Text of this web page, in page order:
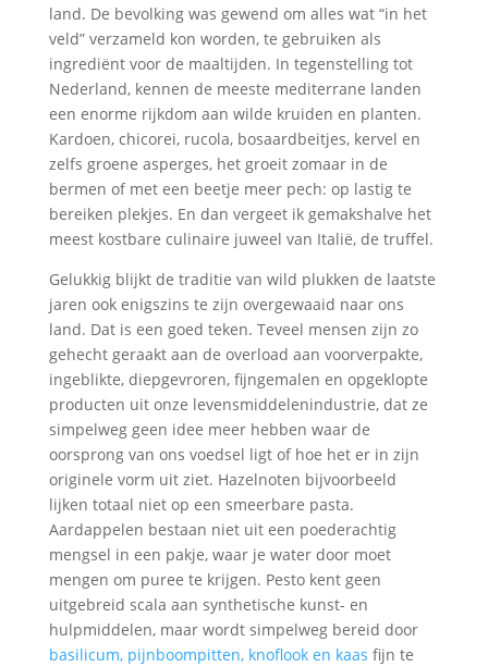
land. De bevolking was gewend om alles wat “in het
veld” verzameld kon worden, te gebruiken als
ingrediënt voor de maaltijden. In tegenstelling tot
Nederland, kennen de meeste mediterrane landen
een enorme rijkdom aan wilde kruiden en planten.
Kardoen, chicorei, rucola, bosaardbeitjes, kervel en
zelfs groene asperges, het groeit zomaar in de
bermen of met een beetje meer pech: op lastig te
bereiken plekjes. En dan vergeet ik gemakshalve het
meest kostbare culinaire juweel van Italië, de truffel.
Gelukkig blijkt de traditie van wild plukken de laatste
jaren ook enigszins te zijn overgewaaid naar ons
land. Dat is een goed teken. Teveel mensen zijn zo
gehecht geraakt aan de overload aan voorverpakte,
ingeblikte, diepgevroren, fijngemalen en opgeklopte
producten uit onze levensmiddelenindustrie, dat ze
simpelweg geen idee meer hebben waar de
oorsprong van ons voedsel ligt of hoe het er in zijn
originele vorm uit ziet. Hazelnoten bijvoorbeeld
lijken totaal niet op een smeerbare pasta.
Aardappelen bestaan niet uit een poederachtig
mengsel in een pakje, waar je water door moet
mengen om puree te krijgen. Pesto kent geen
uitgebreid scala aan synthetische kunst- en
hulpmiddelen, maar wordt simpelweg bereid door
basilicum, pijnboompitten, knoflook en kaas fijn te